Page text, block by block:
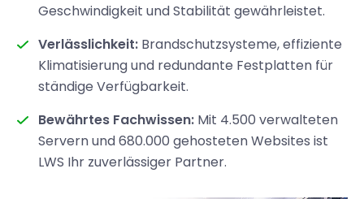
Geschwindigkeit und Stabilität gewährleistet.
Verlässlichkeit: Brandschutzsysteme, effiziente
Klimatisierung und redundante Festplatten für
ständige Verfügbarkeit.
Bewährtes Fachwissen: Mit 4.500 verwalteten
Servern und 680.000 gehosteten Websites ist
LWS Ihr zuverlässiger Partner.